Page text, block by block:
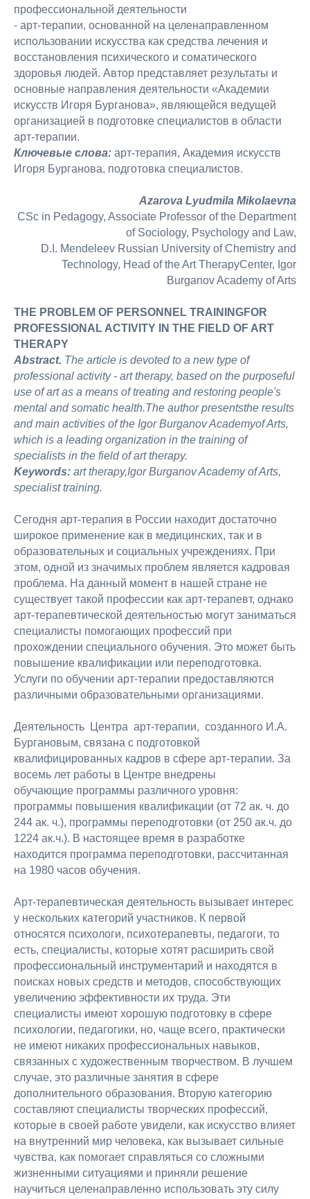
профессиональной деятельности
- арт-терапии, основанной на целенаправленном
использовании искусства как средства лечения и
восстановления психического и соматического
здоровья людей. Автор представляет результаты и
основные направления деятельности «Академии
искусств Игоря Бурганова», являющейся ведущей
организацией в подготовке специалистов в области
арт-терапии.
Ключевые слова: арт-терапия, Академия искусств
Игоря Бурганова, подготовка специалистов.
Azarova Lyudmila Mikolaevna
СSc in Pedagogy, Associate Professor of the Department
of Sociology, Psychology and Law,
D.I. Mendeleev Russian University of Chemistry and
Technology, Head of the Art TherapyCenter, Igor
Burganov Academy of Arts
THE PROBLEM OF PERSONNEL TRAININGFOR
PROFESSIONAL ACTIVITY IN THE FIELD OF ART
THERAPY
Abstract. The article is devoted to a new type of
professional activity - art therapy, based on the purposeful
use of art as a means of treating and restoring people's
mental and somatic health.The author presentsthe results
and main activities of the Igor Burganov Academyof Arts,
which is a leading organization in the training of
specialists in the field of art therapy.
Keywords: art therapy,Igor Burganov Academy of Arts,
specialist training.
Сегодня арт-терапия в России находит достаточно
широкое применение как в медицинских, так и в
образовательных и социальных учреждениях. При
этом, одной из значимых проблем является кадровая
проблема. На данный момент в нашей стране не
существует такой профессии как арт-терапевт, однако
арт-терапевтической деятельностью могут заниматься
специалисты помогающих профессий при
прохождении специального обучения. Это может быть
повышение квалификации или переподготовка.
Услуги по обучении арт-терапии предоставляются
различными образовательными организациями.
Деятельность Центра арт-терапии, созданного И.А.
Бургановым, связана с подготовкой
квалифицированных кадров в сфере арт-терапии. За
восемь лет работы в Центре внедрены
обучающие программы различного уровня:
программы повышения квалификации (от 72 ак. ч. до
244 ак. ч.), программы переподготовки (от 250 ак.ч. до
1224 ак.ч.). В настоящее время в разработке
находится программа переподготовки, рассчитанная
на 1980 часов обучения.
Арт-терапевтическая деятельность вызывает интерес
у нескольких категорий участников. К первой
относятся психологи, психотерапевты, педагоги, то
есть, специалисты, которые хотят расширить свой
профессиональный инструментарий и находятся в
поисках новых средств и методов, способствующих
увеличению эффективности их труда. Эти
специалисты имеют хорошую подготовку в сфере
психологии, педагогики, но, чаще всего, практически
не имеют никаких профессиональных навыков,
связанных с художественным творчеством. В лучшем
случае, это различные занятия в сфере
дополнительного образования. Вторую категорию
составляют специалисты творческих профессий,
которые в своей работе увидели, как искусство влияет
на внутренний мир человека, как вызывает сильные
чувства, как помогает справляться со сложными
жизненными ситуациями и приняли решение
научиться целенаправленно использовать эту силу